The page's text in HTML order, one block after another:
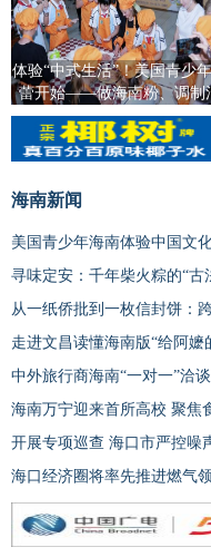
体验“中式生活”！美国青少
蕾开始——做海南粉、调制
凉、包饺子
海南新闻
美国青少年海南体验中国文
寻味定安：千年柴火粽的“古
从一纸侨批到一枚信封饼：
走进文昌读懂海南版“给阿嬷
中外旅行商海南“一对一”洽
海南万宁迎来首所高校 聚焦
开展专项巡查 海口市严控噪
海口经济圈将率先推进燃气